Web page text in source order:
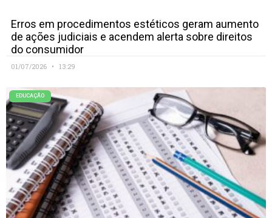
Erros em procedimentos estéticos geram aumento
de ações judiciais e acendem alerta sobre direitos
do consumidor
01/07/2026 13:29
EDUCAÇÃO